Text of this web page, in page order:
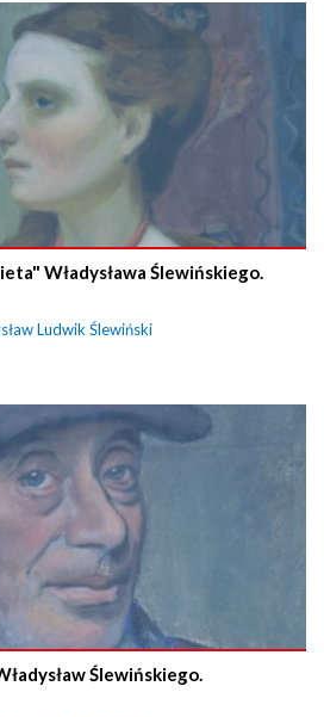
Władysława Ślewińskiego.
Ludwik Ślewiński
Ślewińskiego.